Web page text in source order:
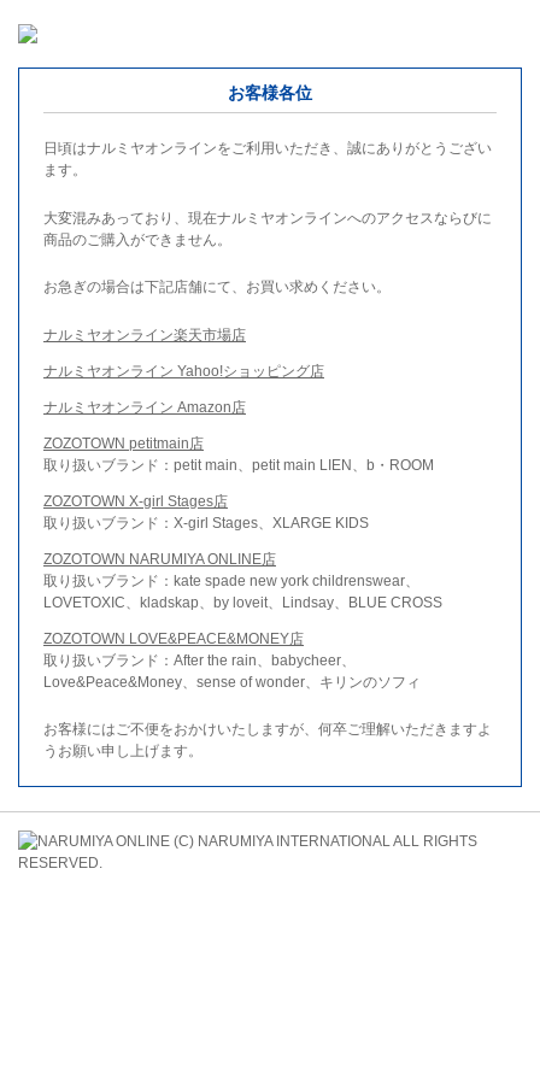
お客様各位
日頃はナルミヤオンラインをご利用いただき、誠にありがとうござい
ます。
大変混みあっており、現在ナルミヤオンラインへのアクセスならびに
商品のご購入ができません。
お急ぎの場合は下記店舗にて、お買い求めください。
ナルミヤオンライン楽天市場店
ナルミヤオンライン Yahoo!ショッピング店
ナルミヤオンライン Amazon店
ZOZOTOWN petitmain店
取り扱いブランド：petit main、petit main LIEN、b・ROOM
ZOZOTOWN X-girl Stages店
取り扱いブランド：X-girl Stages、XLARGE KIDS
ZOZOTOWN NARUMIYA ONLINE店
取り扱いブランド：kate spade new york childrenswear、
LOVETOXIC、kladskap、by loveit、Lindsay、BLUE CROSS
ZOZOTOWN LOVE&PEACE&MONEY店
取り扱いブランド：After the rain、babycheer、
Love&Peace&Money、sense of wonder、キリンのソフィ
お客様にはご不便をおかけいたしますが、何卒ご理解いただきますよ
うお願い申し上げます。